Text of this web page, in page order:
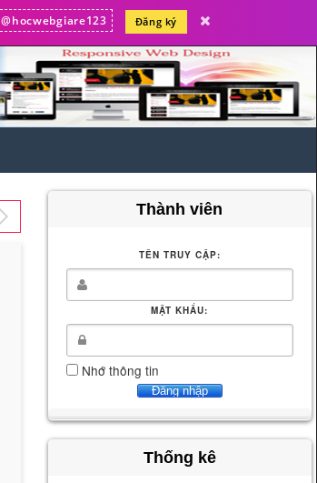
@hocwebgiare123 Đăng ký
Thành viên
TÊN TRUY CẬP:
MẬT KHẨU:
Nhớ thông tin
Thống kê